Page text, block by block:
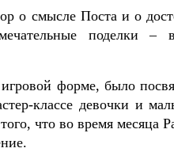
о смысле Поста и о
поделки –
форме, было
классе девочки и
что во время месяца